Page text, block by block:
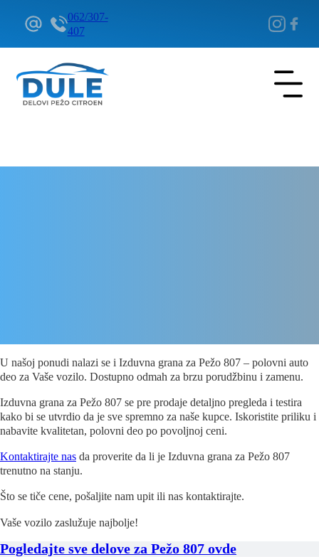
062/307-
407
U našoj ponudi nalazi se i Izduvna grana za Pežo 807 – polovni auto
deo za Vaše vozilo. Dostupno odmah za brzu porudžbinu i zamenu.
Izduvna grana za Pežo 807 se pre prodaje detaljno pregleda i testira
kako bi se utvrdio da je sve spremno za naše kupce. Iskoristite priliku i
nabavite kvalitetan, polovni deo po povoljnoj ceni.
Kontaktirajte nas da proverite da li je Izduvna grana za Pežo 807
trenutno na stanju.
Što se tiče cene, pošaljite nam upit ili nas kontaktirajte.
Vaše vozilo zaslužuje najbolje!
Pogledajte sve delove za Pežo 807 ovde